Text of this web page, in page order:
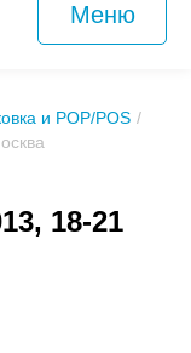
Меню
и POP/POS
18-21